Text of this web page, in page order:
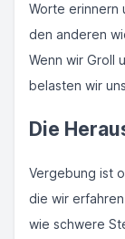
Worte erinnern
den anderen
Wenn wir Groll
belasten wir
Die
Vergebung ist
die wir
wie schwere